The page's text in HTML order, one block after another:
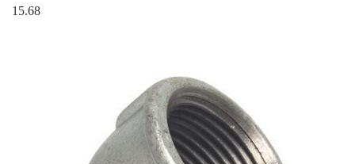
15.68